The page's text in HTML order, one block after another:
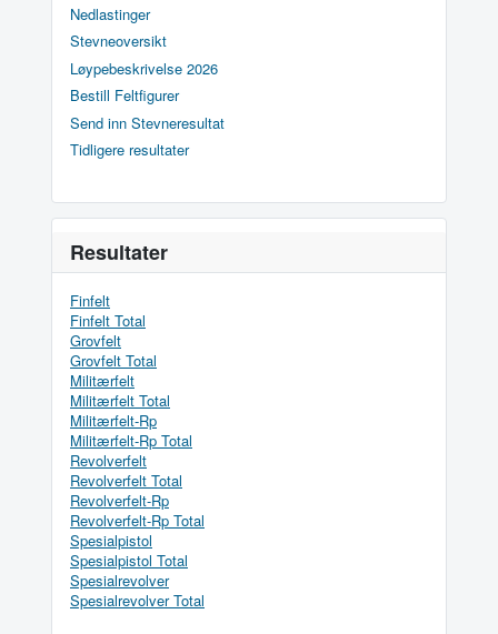
Nedlastinger
Stevneoversikt
Løypebeskrivelse 2026
Bestill Feltfigurer
Send inn Stevneresultat
Tidligere resultater
Resultater
Finfelt
Finfelt Total
Grovfelt
Grovfelt Total
Militærfelt
Militærfelt Total
Militærfelt-Rp
Militærfelt-Rp Total
Revolverfelt
Revolverfelt Total
Revolverfelt-Rp
Revolverfelt-Rp Total
Spesialpistol
Spesialpistol Total
Spesialrevolver
Spesialrevolver Total